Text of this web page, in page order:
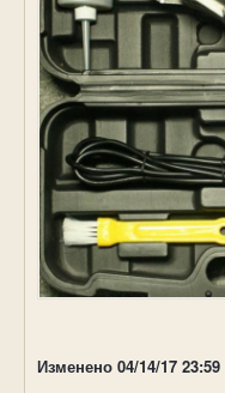
Изменено 04/14/17 23:59